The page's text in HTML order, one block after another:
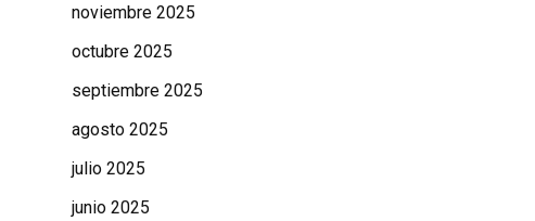
noviembre 2025
octubre 2025
septiembre 2025
agosto 2025
julio 2025
junio 2025